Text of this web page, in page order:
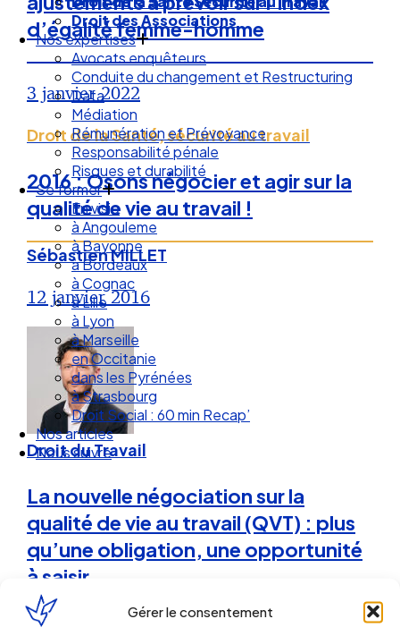
Gérer le consentement
Nos expertises
Avocats enquêteurs
Conduite du changement et Restructuring
Data
Médiation
Rémunération et Prévoyance
Responsabilité pénale
Risques et durabilité
Se former
En visio
à Angouleme
à Bayonne
à Bordeaux
à Cognac
à Lille
à Lyon
à Marseille
en Occitanie
dans les Pyrénées
à Strasbourg
Droit Social : 60 min Recap’
Nos articles
Nous suivre
d’égalité femme-homme
3 janvier 2022
Droit de la Santé, sécurité au travail
2016 : Osons négocier et agir sur la
qualité de vie au travail !
Sébastien MILLET
12 janvier 2016
Droit du Travail
La nouvelle négociation sur la
qualité de vie au travail (QVT) : plus
qu’une obligation, une opportunité
à saisir
Sébastien MILLET